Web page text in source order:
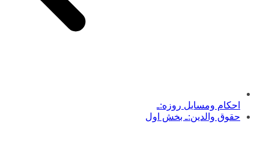
احكام ومسایل روزه:ـ
حقوق والدین:ـ بخش اول